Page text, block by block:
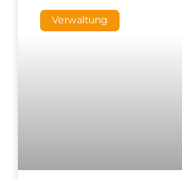
Verwaltung